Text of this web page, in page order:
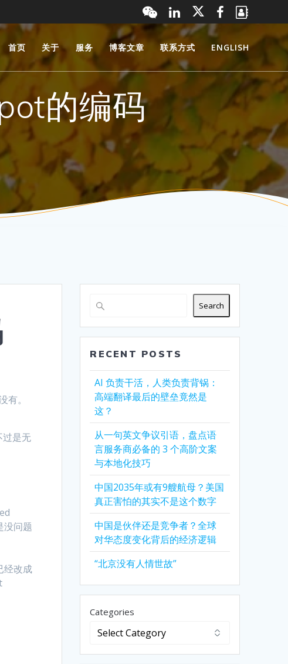
首页 关于 服务 博客文章 联系方式 ENGLISH
的编码
。
是无
没问题
经改成
Search
RECENT POSTS
AI 负责干活，人类负责背锅：
高端翻译最后的壁垒竟然是
这？
从一句英文争议引语，盘点语
言服务商必备的 3 个高阶文案
与本地化技巧
中国2035年或有9艘航母？美国
真正害怕的其实不是这个数字
中国是伙伴还是竞争者？全球
对华态度变化背后的经济逻辑
“北京没有人情世故”
Categories